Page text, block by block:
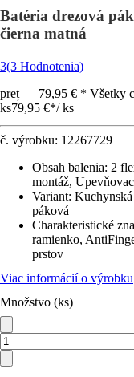
Batéria drezová
čierna matná
3(3 Hodnotenia)
preț — 79,95 € * Všetky
ks79,95 €*/ ks
č. výrobku: 12267729
Obsah balenia: 2
montáž,
Variant: Kuchynská
páková
Charakteristické
ramienko,
prstov
Viac informácií o výrobku
Množstvo (ks)